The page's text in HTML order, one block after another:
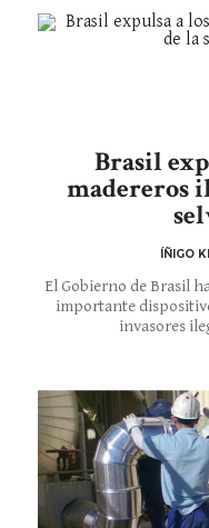
Brasil
madereros
ÍÑIGO
El Gobierno de Brasil
importante
invasores